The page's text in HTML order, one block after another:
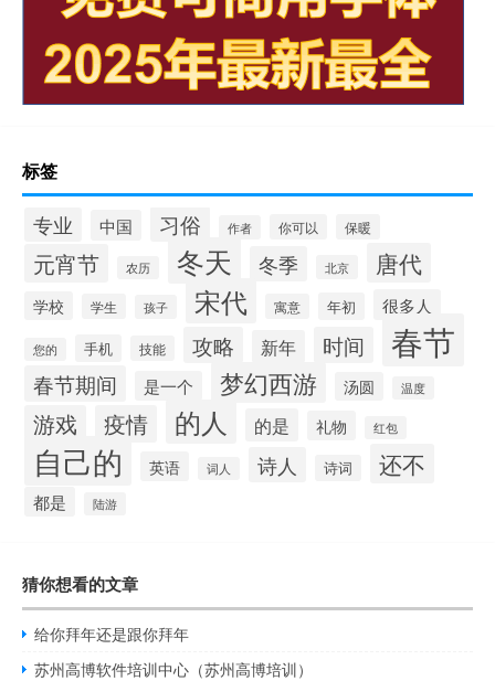
标签
专业 中国 习俗 作者 你可以 保暖
元宵节 农历 冬天 冬季 北京 唐代
学校 学生 孩子 宋代 寓意 年初 很多人
您的 手机 技能 攻略 新年 时间 春节
春节期间 是一个 梦幻西游 汤圆 温度
游戏 疫情 的人 的是 礼物 红包
自己的 英语 词人 诗人 诗词 还不
都是 陆游
猜你想看的文章
给你拜年还是跟你拜年
苏州高博软件培训中心（苏州高博培训）